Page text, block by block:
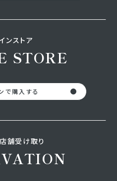
ンストア
STORE
で購入する
舗受け取り